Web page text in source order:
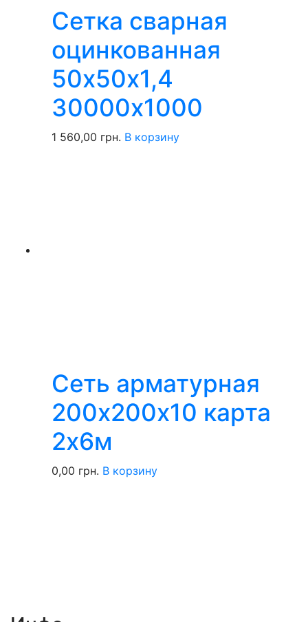
Сетка сварная
оцинкованная
50х50х1,4
30000х1000
1 560,00 грн. В корзину
Сеть арматурная
200х200х10 карта
2х6м
0,00 грн. В корзину